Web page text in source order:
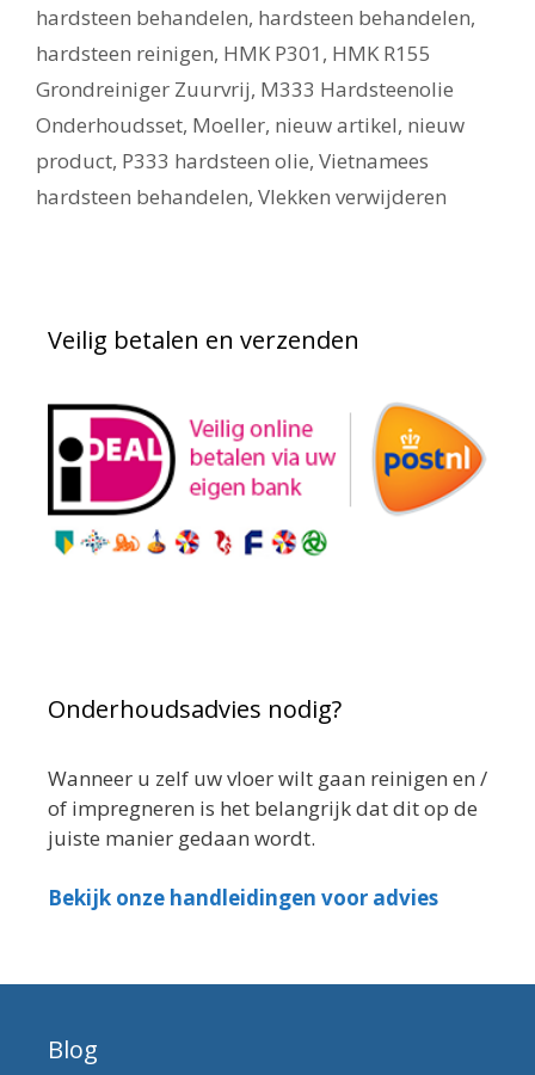
hardsteen behandelen, hardsteen behandelen,
hardsteen reinigen, HMK P301 , HMK R155
Grondreiniger Zuurvrij, M333 Hardsteenolie
Onderhoudsset, Moeller, nieuw artikel, nieuw
product, P333 hardsteen olie, Vietnamees
hardsteen behandelen, Vlekken verwijderen
Veilig betalen en verzenden
Onderhoudsadvies nodig?
Wanneer u zelf uw vloer wilt gaan reinigen en /
of impregneren is het belangrijk dat dit op de
juiste manier gedaan wordt.
Bekijk onze handleidingen voor advies
Blog